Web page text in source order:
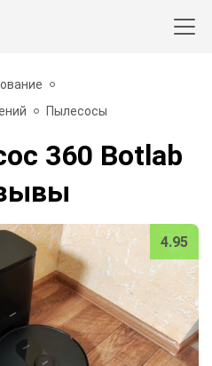
Пылесосы
360 Botlab
4.95